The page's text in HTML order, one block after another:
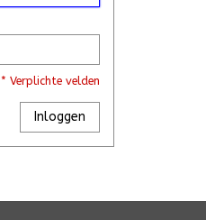
* Verplichte velden
Inloggen